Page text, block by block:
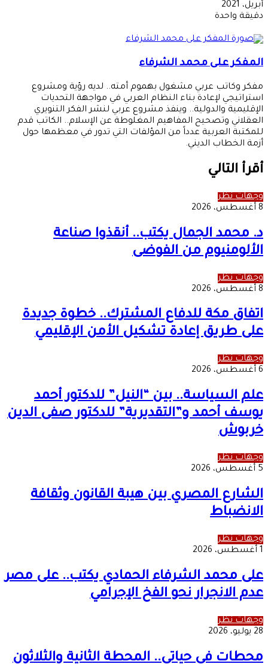
أبريل، 2021
دقيقة واحدة
المفكر على محمد الشرفاء
مفكر وكاتب عربي مشغول بهموم أمته.. لديه رؤية ومشروع
استراتيجي لإعادة بناء النظام العربي في مواجهة التحديات
الإقليمية والدولية.. وينفذ مشروع عربي لنشر الفكر التنويري
العقلاني وتصحيح المفاهيم المغلوطة عن الإسلام.. الكاتب قدم
للمكتبة العربية عدداً من المؤلفات التي تدور في معظمها حول
أزمة الخطاب الديني.
أقرأ التالي
وجهات نظر
8 أغسطس، 2026
د. محمد الجمال يكتب.. أنقذوا صناعة
الألومنيوم من الفوضى
وجهات نظر
8 أغسطس، 2026
اتفاق مكة للدفاع المشترك.. خطوة جديدة
على طريق إعادة تشكيل الأمن الإقليمي
وجهات نظر
6 أغسطس، 2026
علم السياسة.. بين “النيل” للدكتور أحمد
يوسف أحمد و”التقديرية” للدكتور صفى الدين
خربوش
وجهات نظر
5 أغسطس، 2026
الشارع المصري بين هيبة القانون وثقافة
الانضباط
وجهات نظر
1 أغسطس، 2026
على محمد الشرفاء الحمادي يكتب.. على مصر
عدم الانجرار نحو الفخ الإجرامي
وجهات نظر
28 يوليو، 2026
محطات في حياتي.. المحطة الثانية والثلاثون